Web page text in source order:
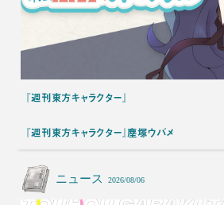
『週刊東方キャラクター』
『週刊東方キャラクター』塵塚ウバメ
ニュース 2026/08/06